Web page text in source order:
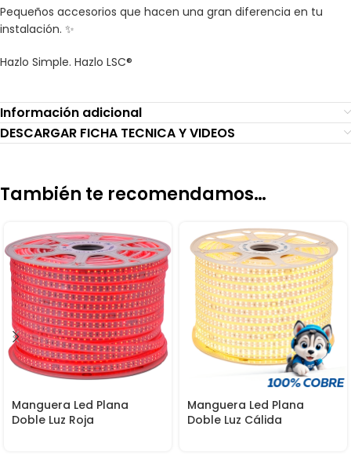
Pequeños accesorios que hacen una gran diferencia en tu
instalación. ✨
Hazlo Simple. Hazlo LSC®
Información adicional
DESCARGAR FICHA TECNICA Y VIDEOS
También te recomendamos…
Manguera Led Plana
Doble Luz Roja
Manguera Led Plana
Doble Luz Cálida